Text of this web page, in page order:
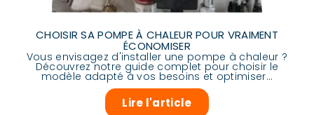
CHOISIR SA POMPE À CHALEUR POUR VRAIMENT
ÉCONOMISER
Vous envisagez d'installer une pompe à chaleur ?
Découvrez notre guide complet pour choisir le
modèle adapté à vos besoins et optimiser...
Lire l'article